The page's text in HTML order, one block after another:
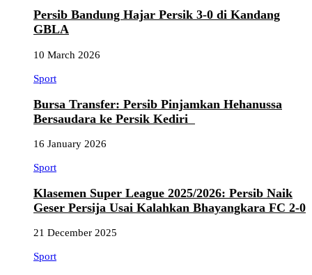
Persib Bandung Hajar Persik 3-0 di Kandang
GBLA
10 March 2026
Sport
Bursa Transfer: Persib Pinjamkan Hehanussa
Bersaudara ke Persik Kediri
16 January 2026
Sport
Klasemen Super League 2025/2026: Persib Naik
Geser Persija Usai Kalahkan Bhayangkara FC 2-0
21 December 2025
Sport